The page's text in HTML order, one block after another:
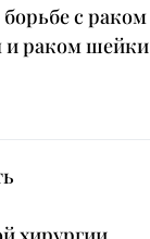
с раком
и раком шейки